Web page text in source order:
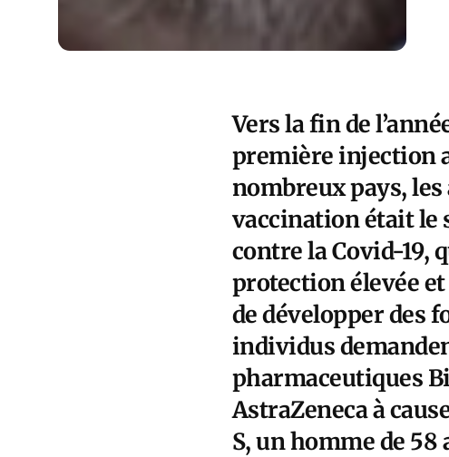
Vers la fin de
première injection
nombreux pays, les
vaccination était le
contre la Covid-19,
protection élevée
de développer des
individus
pharmaceutiques
AstraZeneca à
S, un homme de